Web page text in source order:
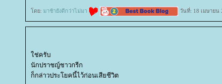
ดย: มาช้ายังดีกว่าไม่มา วันที่: 18 เมษายน
ช่ครับ
นักปราชญ์ชาวกรีก
ก็กล่าวประโยคนี้ไว้ก่อนเสียชีวิต